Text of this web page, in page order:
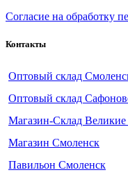
Согласие на обработку
Контакты
Оптовый склад
Оптовый склад
Магазин-Склад
Магазин Смоленск
Павильон Смоленск